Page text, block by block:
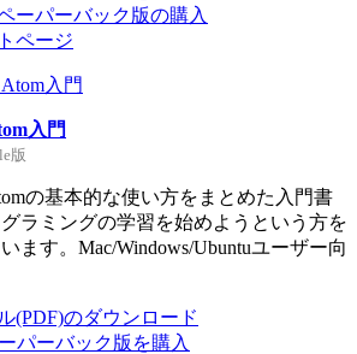
ーパーバック版の購入
ページ
入門
版
の基本的な使い方をまとめた入門書
ラミングの学習を始めようという方を
ます。Mac/Windows/Ubuntuユーザー向
(PDF)のダウンロード
パーバック版を購入